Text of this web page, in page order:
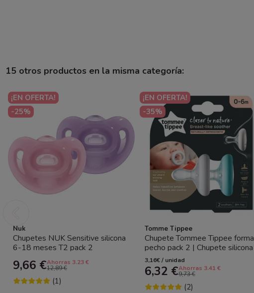
15 otros productos en la misma categoría:
¡EN OFERTA!
-25%
Nuk
Chupetes NUK Sensitive silicona
6-18 meses T2 pack 2
9,66 €Ahorras 3.23 €
12,89 €
(1)
¡EN OFERTA!
-35%
Tomme Tippee
Chupete Tommee Tippee forma
pecho pack 2 | Chupete silicona
bebé natural
3,16€ / unidad
6,32 €Ahorras 3.41 €
9,73 €
(2)